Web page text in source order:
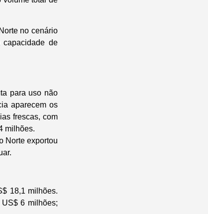
no cenário
capacidade de
para uso não
aparecem os
frescas, com
milhões.
Norte exportou
18,1 milhões.
6 milhões;